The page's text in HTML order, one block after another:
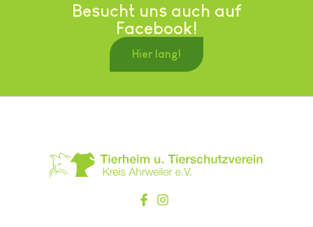
Besucht uns auch auf
Facebook!
Hier lang!